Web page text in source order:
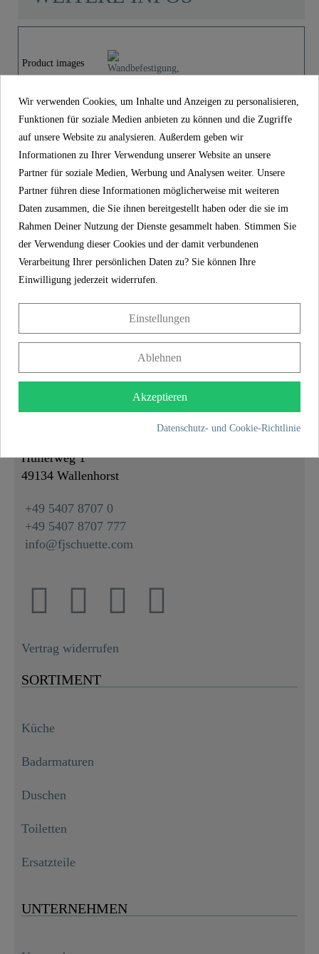
Farbe Chrom
Breite 4,0 Cm
Höhe 0,1 Cm
Länge 82,0 Cm
Product images
Preis
15,99 €
inkl. MwSt.
Material Edelstahl SUS 201
Gewicht 0,1 kg
0,1 cm
Länge 82,0 cm
KONTAKT
Hullerweg 1
49134 Wallenhorst
+49 5407 8707 0
+49 5407 8707 777
info@fjschuette.com
Vertrag widerrufen
SORTIMENT
Küche
Badarmaturen
Duschen
Toiletten
Ersatzteile
UNTERNEHMEN
Wir verwenden Cookies, um Inhalte und Anzeigen zu personalisieren,
Funktionen für soziale Medien anbieten zu können und die Zugriffe
auf unsere Website zu analysieren. Außerdem geben wir
Informationen zu Ihrer Verwendung unserer Website an unsere
Partner für soziale Medien, Werbung und Analysen weiter. Unsere
Partner führen diese Informationen möglicherweise mit weiteren
Daten zusammen, die Sie ihnen bereitgestellt haben oder die sie im
Rahmen Deiner Nutzung der Dienste gesammelt haben. Stimmen Sie
der Verwendung dieser Cookies und der damit verbundenen
Verarbeitung Ihrer persönlichen Daten zu? Sie können Ihre
Einwilligung jederzeit widerrufen.
Einstellungen
Ablehnen
Akzeptieren
Datenschutz- und Cookie-Richtlinie